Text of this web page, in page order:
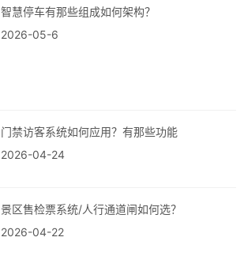
智慧停车有那些组成如何架构？
2026-05-6
门禁访客系统如何应用？有那些功能
2026-04-24
景区售检票系统/人行通道闸如何选？
2026-04-22